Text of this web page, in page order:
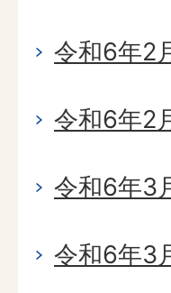
令和6年2
令和6年2
令和6年3
令和6年3